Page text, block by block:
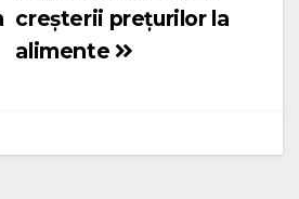
creşterii preţurilor la
alimente